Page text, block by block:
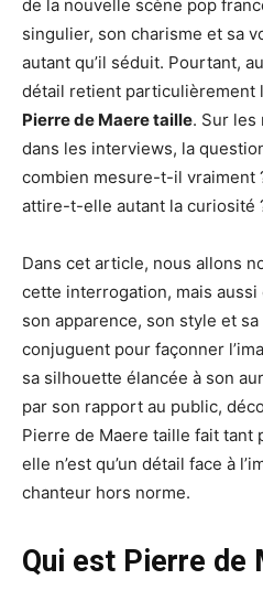
de la nouvelle scène pop
singulier, son charisme et sa
autant qu’il séduit. Pourtant,
détail retient particulièrement
Pierre de Maere taille. Sur les
dans les interviews, la
combien mesure-t-il vraiment
attire-t-elle autant la curiosité
Dans cet article, nous allons
cette interrogation, mais
son apparence, son style et
conjuguent pour façonner
sa silhouette élancée à son
par son rapport au public,
Pierre de Maere taille fait tant
elle n’est qu’un détail face à
chanteur hors norme.
Qui est Pierre de